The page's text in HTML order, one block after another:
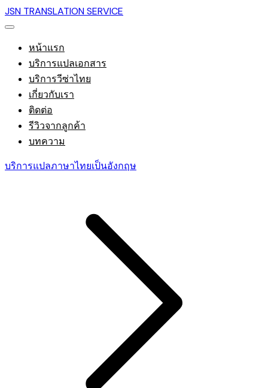
JSN TRANSLATION SERVICE
หน้าแรก
บริการแปลเอกสาร
บริการวีซ่าไทย
เกี่ยวกับเรา
ติดต่อ
รีวิวจากลูกค้า
บทความ
บริการแปลภาษาไทยเป็นอังกฤษ